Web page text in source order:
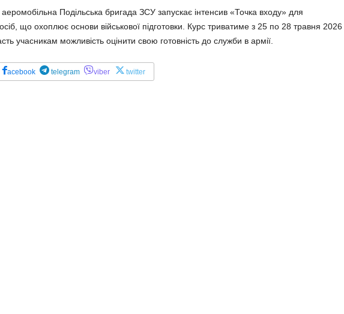
Подільська бригада ЗСУ запускає інтенсив «Точка входу» для
що охоплює основи військової підготовки. Курс триватиме з 25 по 28 травня 2026
учасникам можливість оцінити свою готовність до служби в армії.
acebook telegram viber twitter